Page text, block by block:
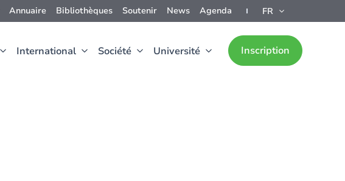
Annuaire Bibliothèques Soutenir News Agenda FR
International Société Université Inscription